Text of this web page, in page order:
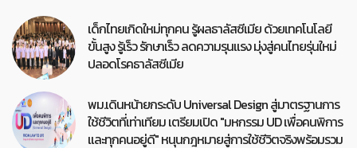
เด็กไทยเกิดใหม่ทุกคน รู้ผลธาลัสซีเมีย ด้วยเทคโนโลยี
ขั้นสูง รู้เร็ว รักษาเร็ว ลดความรุนแรง มุ่งสู่คนไทยรุ่นใหม่
ปลอดโรคธาลัสซีเมีย
พม.เดินหน้ายกระดับ Universal Design สู่มาตรฐานการ
ใช้ชีวิตที่เท่าเทียม เตรียมเปิด "มหกรรม UD เพื่อคนพิการ
และทุกคนอยู่ดี" หนุนกฎหมายสู่การใช้ชีวิตจริงพร้อมรวม